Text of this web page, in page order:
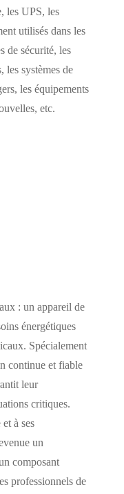
les UPS, les
utilisés dans les
de sécurité, les
les systèmes de
les équipements
etc.
: un appareil de
énergétiques
Spécialement
continue et fiable
leur
critiques.
à ses
un
composant
professionnels de